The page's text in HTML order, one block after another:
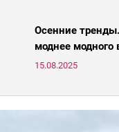
Осенние
моднее
носить, а что нет
15.08.2025